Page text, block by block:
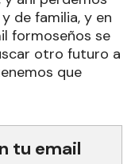
de familia, y en
formoseños se
otro futuro a
que
tu email